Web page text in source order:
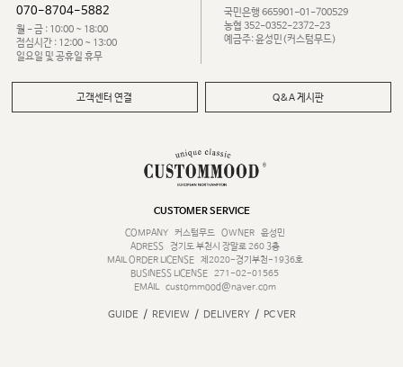
070-8704-5882
월 - 금 : 10:00 ~ 18:00
점심시간 : 12:00 ~ 13:00
일요일 및 공휴일 휴무
국민은행 665901-01-700529
농협 352-0352-2372-23
예금주: 윤성민(커스텀무드)
고객센터 연결 Q&A 게시판
CUSTOMER SERVICE
COMPANY
커스텀무드 OWNER
윤성민
ADRESS
경기도 부천시 장말로 260 3층
MAIL ORDER LICENSE
제2020-경기부천-1936호
BUSINESS LICENSE 271-02-01565
EMAIL
custommood@naver.com
GUIDE / REVIEW / DELIVERY / PC VER